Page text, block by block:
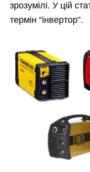
зрозумілі. У цій
термін “інвертор”.